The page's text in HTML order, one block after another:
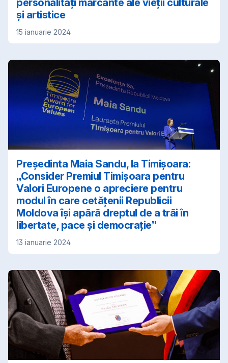
personalități marcante ale vieții culturale
și artistice
15 ianuarie 2024
Președinta Maia Sandu, la Timișoara:
„Consider Premiul Timișoara pentru
Valori Europene o apreciere pentru
modul în care cetățenii Republicii
Moldova își apără dreptul de a trăi în
libertate, pace și democrație”
13 ianuarie 2024